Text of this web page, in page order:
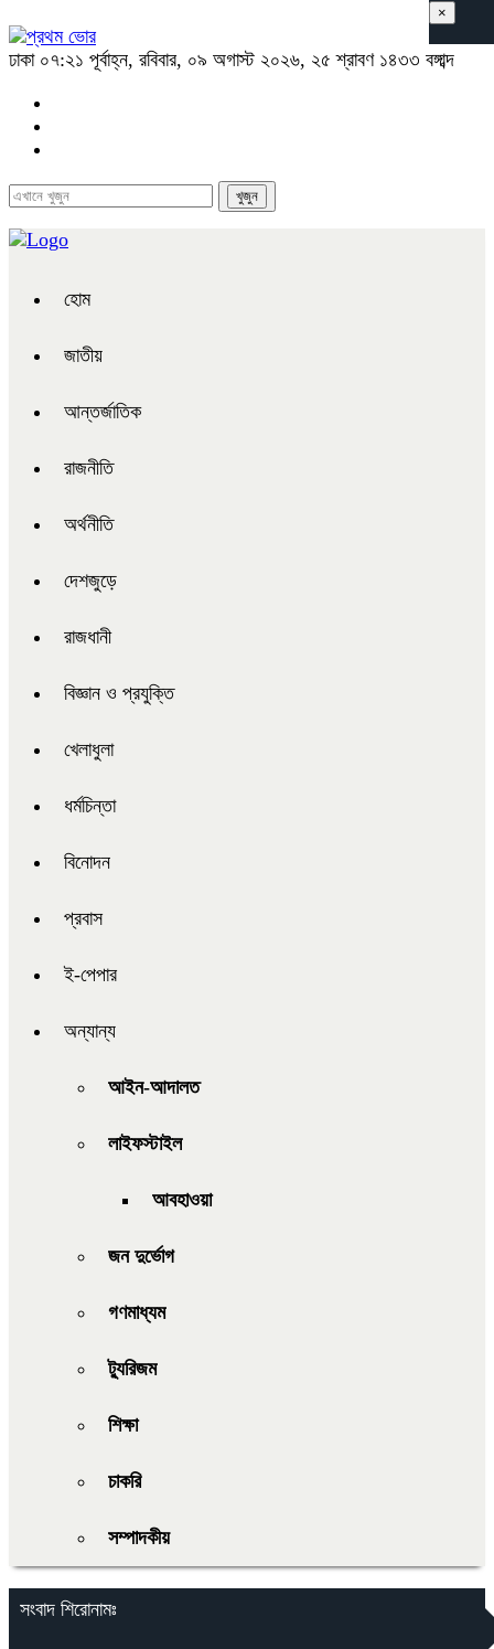
ঢাকা ০৭:২১ পূর্বাহ্ন, রবিবার, ০৯ অগাস্ট ২০২৬, ২৫ শ্রাবণ ১৪৩৩ বঙ্গাব্দ
হোম
জাতীয়
আন্তর্জাতিক
রাজনীতি
অর্থনীতি
দেশজুড়ে
রাজধানী
বিজ্ঞান ও প্রযুক্তি
খেলাধুলা
ধর্মচিন্তা
বিনোদন
প্রবাস
ই-পেপার
অন্যান্য
আইন-আদালত
লাইফস্টাইল
আবহাওয়া
জন দুর্ভোগ
গণমাধ্যম
ট্যুরিজম
শিক্ষা
চাকরি
সম্পাদকীয়
সংবাদ শিরোনামঃ
×